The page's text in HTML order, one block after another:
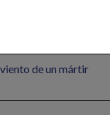
de un mártir